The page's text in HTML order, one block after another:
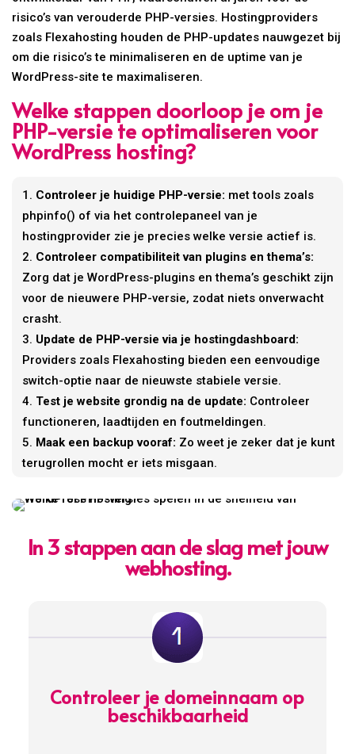
risico’s van verouderde PHP-versies. Hostingproviders
zoals Flexahosting houden de PHP-updates nauwgezet bij
om die risico’s te minimaliseren en de uptime van je
WordPress-site te maximaliseren.
Welke stappen doorloop je om je
PHP-versie te optimaliseren voor
WordPress hosting?
Controleer je huidige PHP-versie: met tools zoals
phpinfo() of via het controlepaneel van je
hostingprovider zie je precies welke versie actief is.
Controleer compatibiliteit van plugins en thema’s:
Zorg dat je WordPress-plugins en thema’s geschikt zijn
voor de nieuwere PHP-versie, zodat niets onverwacht
crasht.
Update de PHP-versie via je hostingdashboard:
Providers zoals Flexahosting bieden een eenvoudige
switch-optie naar de nieuwste stabiele versie.
Test je website grondig na de update: Controleer
functioneren, laadtijden en foutmeldingen.
Maak een backup vooraf: Zo weet je zeker dat je kunt
terugrollen mocht er iets misgaan.
In 3 stappen aan de slag met jouw
webhosting.
Controleer je domeinnaam op
beschikbaarheid